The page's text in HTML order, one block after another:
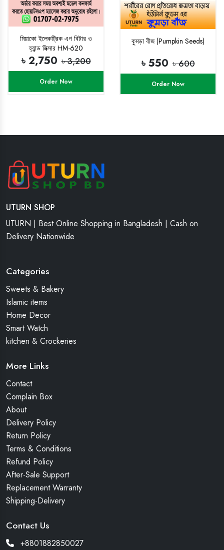
মিয়াকো ইলেকট্রিক এগ বিটার ও
হ্যান্ড মিক্সার HM-620
৳ 2,750 ৳ 3,200
Order Now
কুমড়া বীজ (Pumpkin Seeds)
৳ 550 ৳ 600
Order Now
UTURN SHOP
UTURN | Best Online Shopping in Bangladesh | Cash on
Delivery Nationwide
Categories
Sweets & Bakery
Islamic items
Home Decor
Smart Watch
kitchen & Crockeries
More Links
Contact
Complain Box
About
Delivery Policy
Return Policy
Terms & Conditions
Refund Policy
After-Sale Support
Replacement Warranty
Shipping-Delivery
Contact Us
+8801882850027